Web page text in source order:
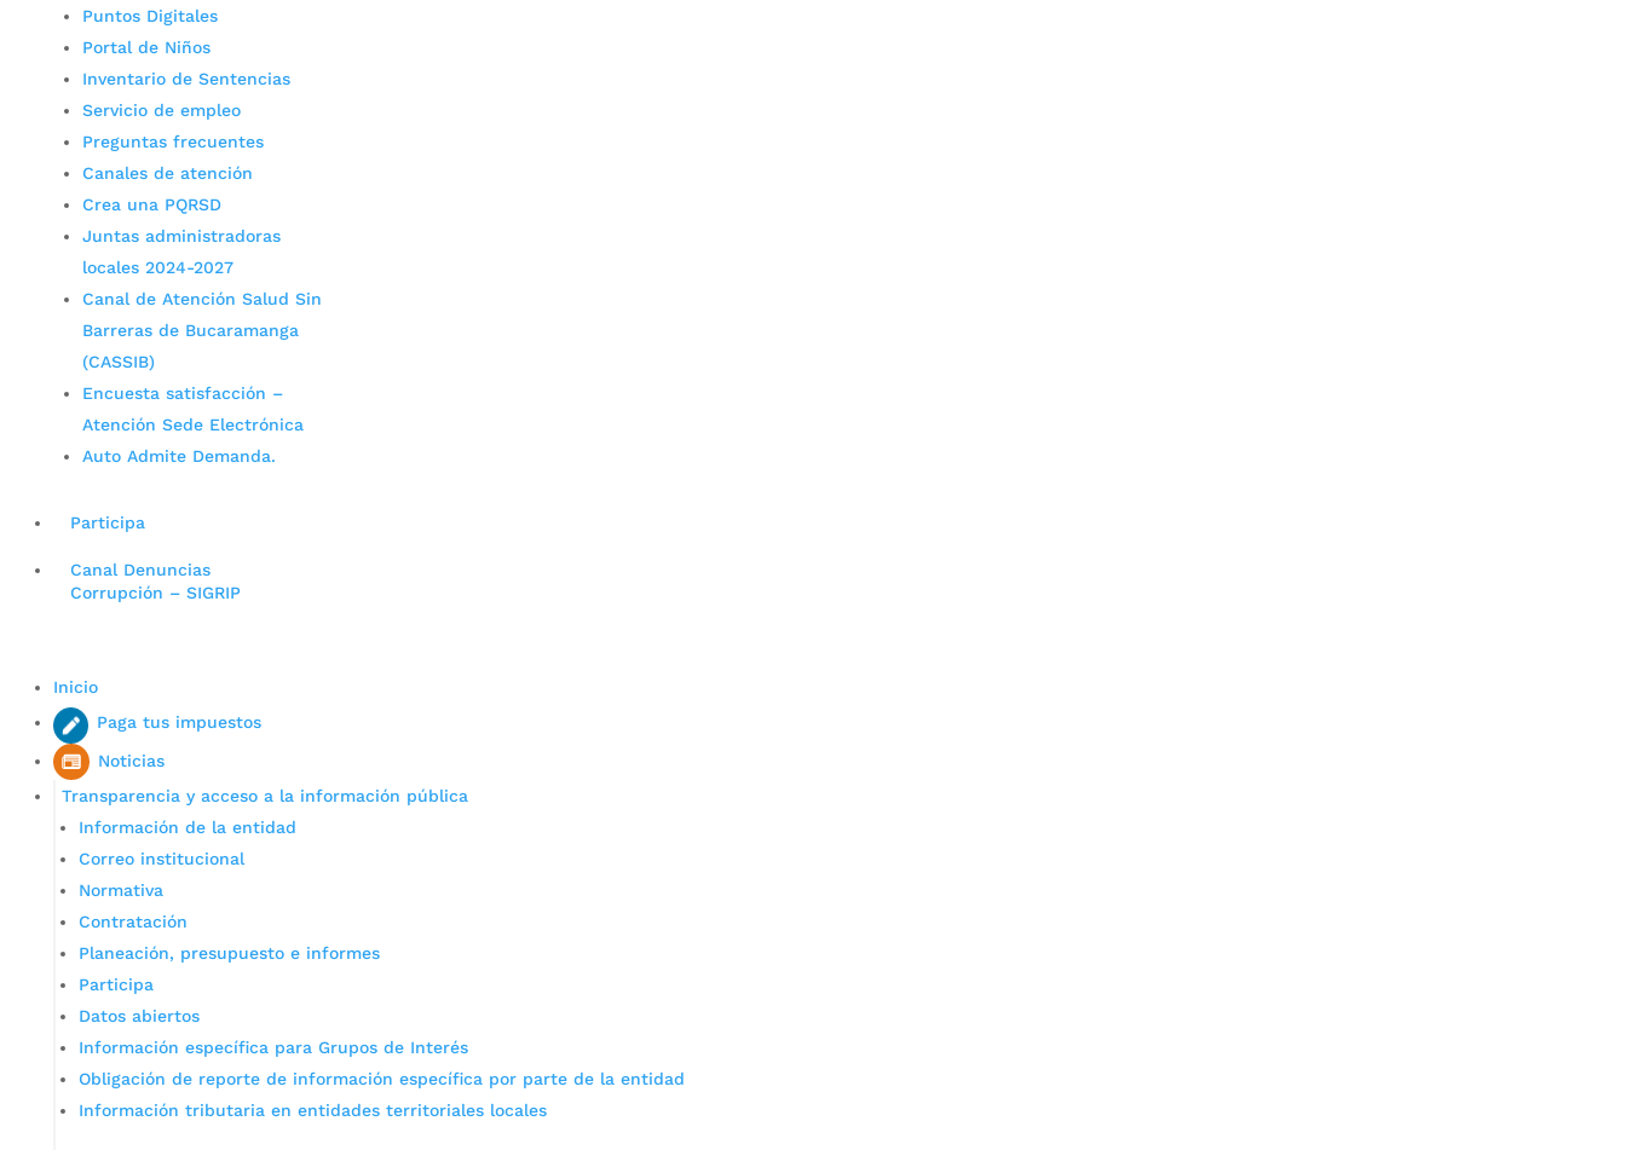
Puntos Digitales
Portal de Niños
Inventario de Sentencias
Servicio de empleo
Preguntas frecuentes
Canales de atención
Crea una PQRSD
Juntas administradoras
locales 2024-2027
Canal de Atención Salud Sin
Barreras de Bucaramanga
(CASSIB)
Encuesta satisfacción –
Atención Sede Electrónica
Auto Admite Demanda.
Participa
Canal Denuncias
Corrupción – SIGRIP
Inicio
Paga tus impuestos
Noticias
Transparencia y acceso a la información pública
Información de la entidad
Correo institucional
Normativa
Contratación
Planeación, presupuesto e informes
Participa
Datos abiertos
Información específica para Grupos de Interés
Obligación de reporte de información específica por parte de la entidad
Información tributaria en entidades territoriales locales